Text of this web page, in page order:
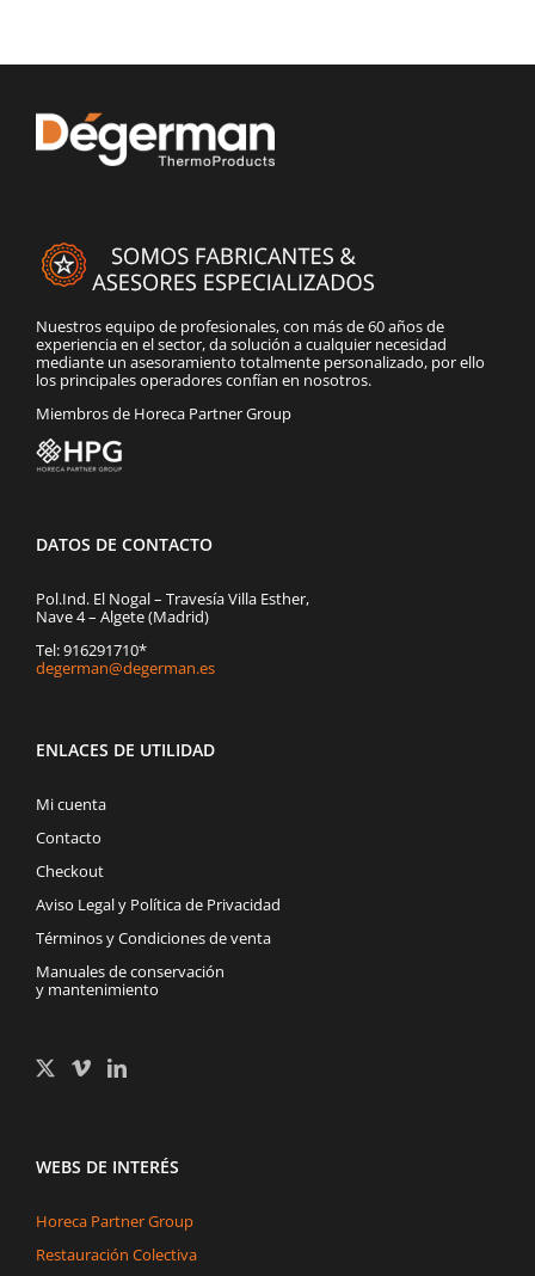
Nuestros equipo de profesionales, con más de 60 años de
experiencia en el sector, da solución a cualquier necesidad
mediante un asesoramiento totalmente personalizado, por ello
los principales operadores confían en nosotros.
Miembros de Horeca Partner Group
DATOS DE CONTACTO
Pol.Ind. El Nogal – Travesía Villa Esther,
Nave 4 – Algete (Madrid)
Tel: 916291710*
degerman@degerman.es
ENLACES DE UTILIDAD
Mi cuenta
Contacto
Checkout
Aviso Legal y Política de Privacidad
Términos y Condiciones de venta
Manuales de conservación
y mantenimiento
WEBS DE INTERÉS
Horeca Partner Group
Restauración Colectiva